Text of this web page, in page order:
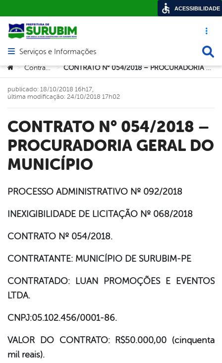
Acesso
Abrir menu principal de navegação
Serviços e Informações
Você está aqui:
> Contratos > CONTRATO N° 054/2018 – PROCURADORIA GERAL DO MUNICÍPIO
CONTRATO N° 054/2018 –
PROCURADORIA GERAL DO
MUNICÍPIO
publicado: 18/10/2018 16h17,
última modificação: 24/10/2018 17h02
PROCESSO ADMINISTRATIVO Nº 092/2018
INEXIGIBILIDADE DE LICITAÇÃO Nº 068/2018
CONTRATO Nº 054/2018.
CONTRATANTE: MUNICÍPIO DE SURUBIM-PE
CONTRATADO: LUAN PROMOÇÕES E EVENTOS
LTDA.
CNPJ:05.102.456/0001-86.
VALOR DO CONTRATO: R$50.000,00 (cinquenta
mil reais).
ACESSIBILIDADE